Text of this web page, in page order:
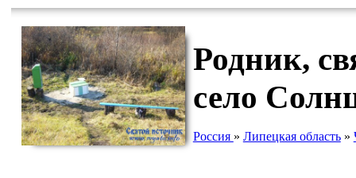
Родник,
село
Россия » Липецкая область»